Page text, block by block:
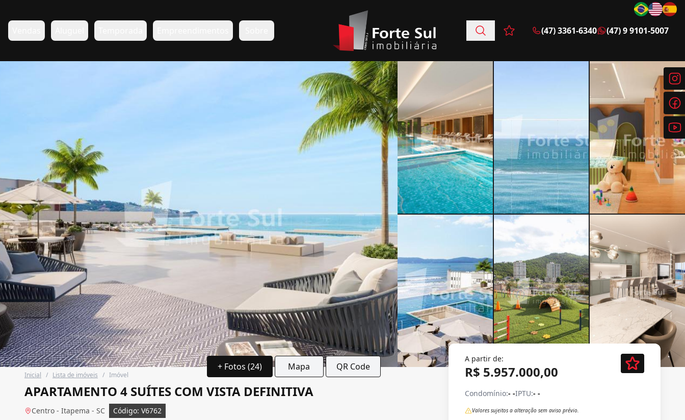
Favoritos (0 itens)
(47) 3361-6340 (47) 9 9101-5007
+ Fotos (24) Mapa QR Code
Inicial / Lista de imóveis / Imóvel
APARTAMENTO 4 SUÍTES COM VISTA DEFINITIVA
Centro - Itapema - SC Código: V6762
A partir de:
R$ 5.957.000,00
Condomínio:- -IPTU:- -
Valores sujeitos a alteração sem aviso prévio.